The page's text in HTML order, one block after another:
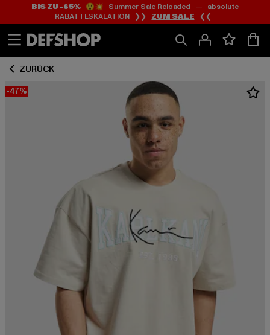
Zum
Inhalt
springen
Zum
Fußzeile
springen
BIS ZU -65%😲💥 Summer Sale Reloaded — absolute
RABATTESKALATION ❯❯ ZUM SALE ❮❮
ZURÜCK
-47%